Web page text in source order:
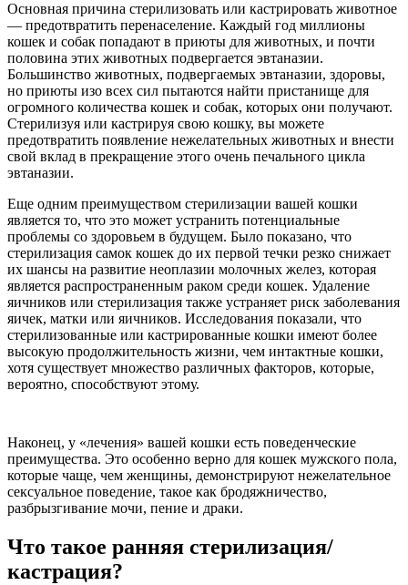
Основная причина стерилизовать или кастрировать животное
— предотвратить перенаселение. Каждый год миллионы
кошек и собак попадают в приюты для животных, и почти
половина этих животных подвергается эвтаназии.
Большинство животных, подвергаемых эвтаназии, здоровы,
но приюты изо всех сил пытаются найти пристанище для
огромного количества кошек и собак, которых они получают.
Стерилизуя или кастрируя свою кошку, вы можете
предотвратить появление нежелательных животных и внести
свой вклад в прекращение этого очень печального цикла
эвтаназии.
Еще одним преимуществом стерилизации вашей кошки
является то, что это может устранить потенциальные
проблемы со здоровьем в будущем. Было показано, что
стерилизация самок кошек до их первой течки резко снижает
их шансы на развитие неоплазии молочных желез, которая
является распространенным раком среди кошек. Удаление
яичников или стерилизация также устраняет риск заболевания
яичек, матки или яичников. Исследования показали, что
стерилизованные или кастрированные кошки имеют более
высокую продолжительность жизни, чем интактные кошки,
хотя существует множество различных факторов, которые,
вероятно, способствуют этому.
Наконец, у «лечения» вашей кошки есть поведенческие
преимущества. Это особенно верно для кошек мужского пола,
которые чаще, чем женщины, демонстрируют нежелательное
сексуальное поведение, такое как бродяжничество,
разбрызгивание мочи, пение и драки.
Что такое ранняя стерилизация/
кастрация?